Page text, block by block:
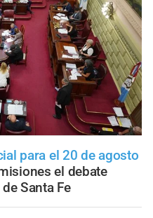
para el 20 de agosto
el debate
Santa Fe